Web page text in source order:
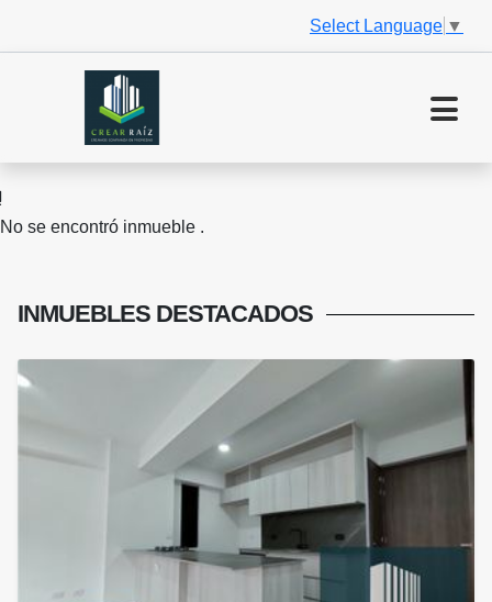
Select Language ▼
No se encontró inmueble .
INMUEBLES DESTACADOS